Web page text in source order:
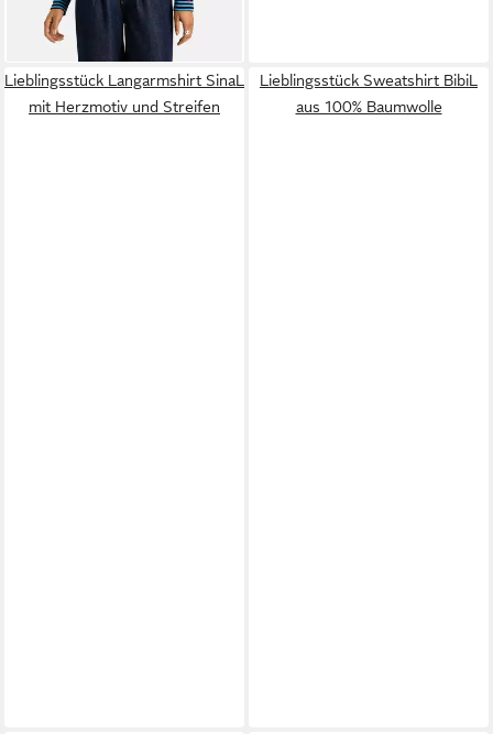
Lieblingsstück Langarmshirt SinaL
mit Herzmotiv und Streifen
Lieblingsstück Sweatshirt BibiL
aus 100% Baumwolle